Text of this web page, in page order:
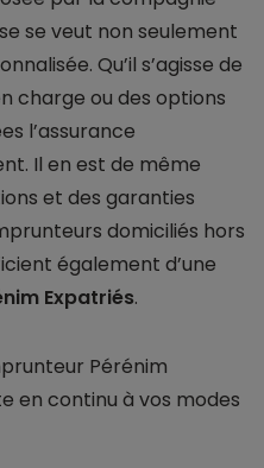
se veut non seulement
Qu’il s’agisse de
charge ou des options
l’assurance
Il en est de même
et des garanties
domiciliés hors
également d’une
Expatriés.
Pérénim
en continu à vos modes